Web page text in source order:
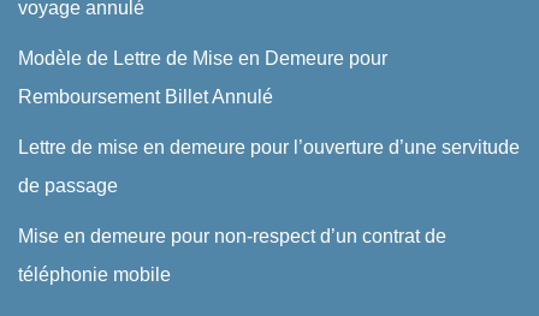
voyage annulé
Modèle de Lettre de Mise en Demeure pour
Remboursement Billet Annulé
Lettre de mise en demeure pour l’ouverture d’une servitude
de passage
Mise en demeure pour non-respect d’un contrat de
téléphonie mobile